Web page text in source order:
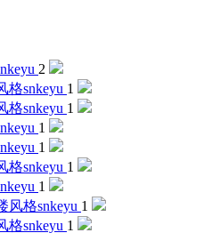
2
格snkeyu 1
格snkeyu 1
1
1
格snkeyu 1
1
风格snkeyu 1
格snkeyu 1